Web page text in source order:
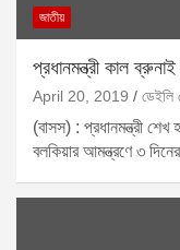
জাতীয়
প্রধানমন্ত্রী কাল ব্রুনাই
April 20, 2019 ডেইলি
(বাসস) : প্রধানমন্ত্রী শেখ
বলকিয়ার আমন্ত্রণে ৩